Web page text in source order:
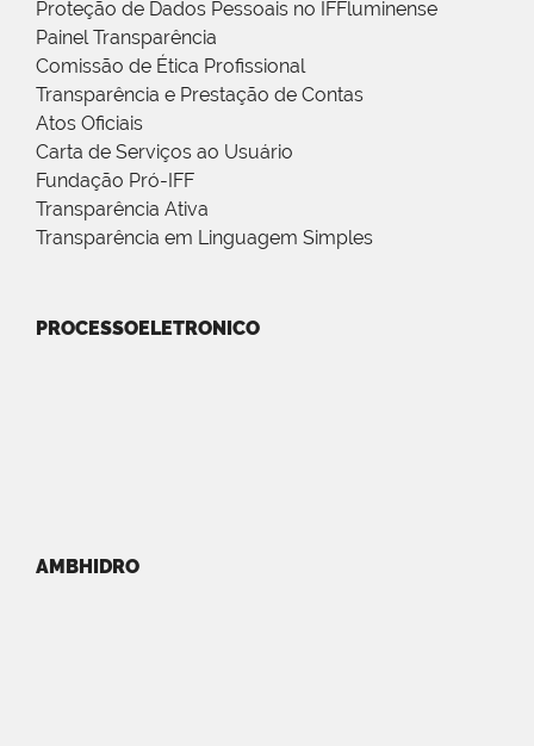
Proteção de Dados Pessoais no IFFluminense
Painel Transparência
Comissão de Ética Profissional
Transparência e Prestação de Contas
Atos Oficiais
Carta de Serviços ao Usuário
Fundação Pró-IFF
Transparência Ativa
Transparência em Linguagem Simples
PROCESSOELETRONICO
AMBHIDRO